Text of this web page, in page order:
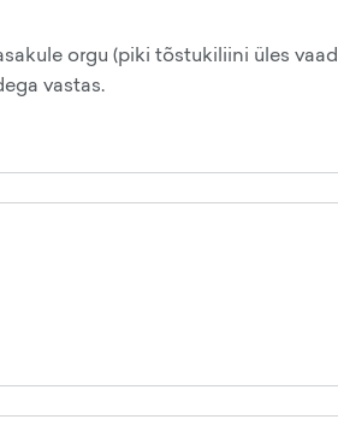
orgu (piki tõstukiliini üles
vastas.